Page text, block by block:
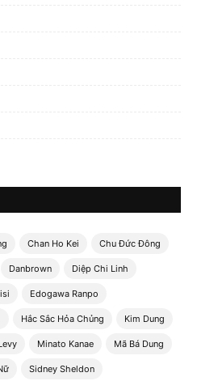
Chan Ho Kei Chu Đức Đông
Danbrown Diệp Chi Linh
Edogawa Ranpo
Hắc Sắc Hỏa Chủng Kim Dung
Minato Kanae Mã Bá Dung
Sidney Sheldon